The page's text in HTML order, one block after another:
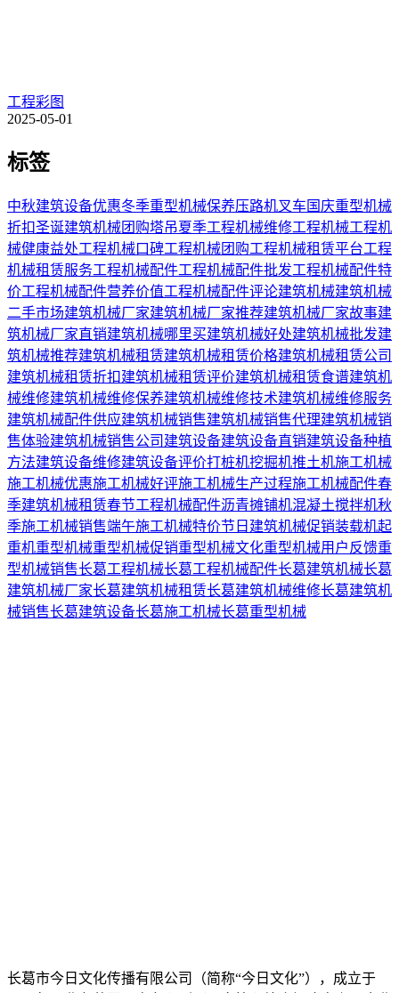
工程彩图
2025-05-01
标签
中秋建筑设备优惠冬季重型机械保养压路机叉车 国庆重型机械
折扣圣诞建筑机械团购塔吊夏季工程机械维修工程机械工程机
械健康益处工程机械口碑工程机械团购工程机械租赁平台工程
机械租赁服务工程机械配件工程机械配件批发工程机械配件特
价工程机械配件营养价值工程机械配件评论建筑机械建筑机械
二手市场建筑机械厂家建筑机械厂家推荐建筑机械厂家故事建
筑机械厂家直销建筑机械哪里买建筑机械好处建筑机械批发建
筑机械推荐建筑机械租赁建筑机械租赁价格建筑机械租赁公司
建筑机械租赁折扣 建筑机械租赁评价建筑机械租赁食谱建筑机
械维修建筑机械维修保养建筑机械维修技术建筑机械维修服务
建筑机械配件供应建筑机械销售建筑机械销售代理建筑机械销
售体验建筑机械销售公司 建筑设备建筑设备直销建筑设备种植
方法建筑设备维修建筑设备评价打桩机挖掘机推土机施工机械
施工机械优惠施工机械好评施工机械生产过程施工机械配件春
季建筑机械租赁春节工程机械配件沥青摊铺机混凝土搅拌机秋
季施工机械销售端午施工机械特价节日建筑机械促销装载机起
重机重型机械重型机械促销重型机械文化重型机械用户反馈重
型机械销售长葛工程机械长葛工程机械配件长葛建筑机械长葛
建筑机械厂家长葛建筑机械租赁长葛建筑机械维修长葛建筑机
械销售长葛建筑设备长葛施工机械长葛重型机械
长葛市今日文化传播有限公司（简称“今日文化”），成立于